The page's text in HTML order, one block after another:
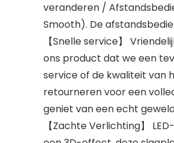
veranderen /
Smooth). De
【Snelle service】
ons product dat we een
service of de kwaliteit van
retourneren voor een
geniet van een echt
【Zachte Verlichting】